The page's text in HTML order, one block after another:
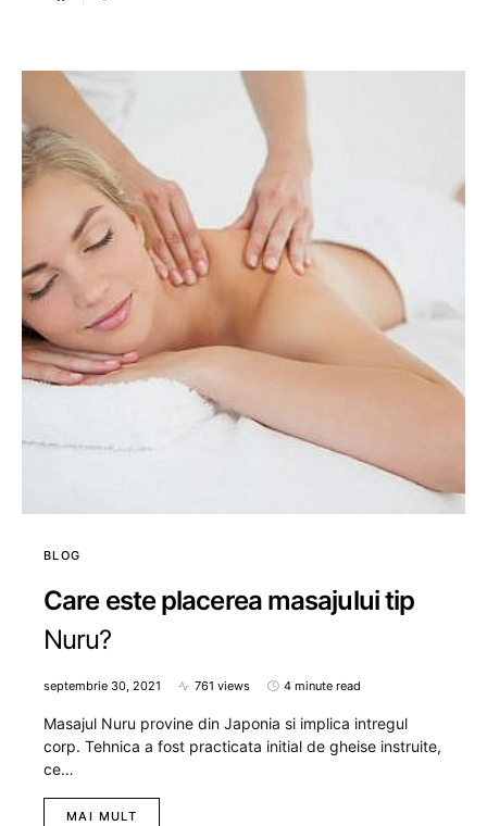
BLOG
Care este placerea masajului tip
Nuru?
septembrie 30, 2021 761 views 4 minute read
Masajul Nuru provine din Japonia si implica intregul
corp. Tehnica a fost practicata initial de gheise instruite,
ce…
MAI MULT